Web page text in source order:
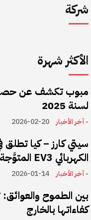
شركة
الأكثر شهرة
مبوب تكشف عن
لسنة 2025
- آخر الأخبار 2026-02-20
سيتي كارز – كيا تطلق
الكهربائي EV3 المتوَّجة بلقب سيارة العام عالميًا
- آخر الأخبار 2026-01-14
بين الطموح
كفاءاتها بالخارج